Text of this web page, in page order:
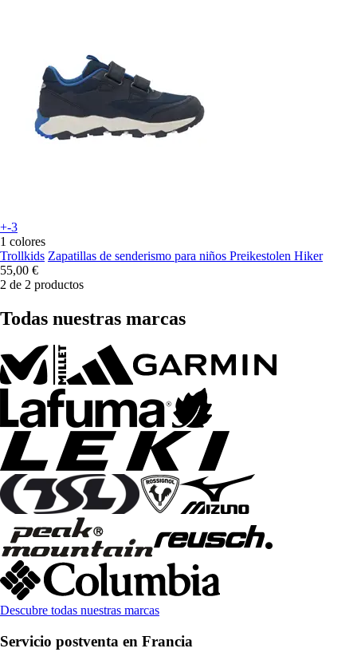
+-3
1 colores
Trollkids Zapatillas de senderismo para niños Preikestolen Hiker
55,00 €
2 de 2 productos
Todas nuestras marcas
Descubre todas nuestras marcas
Servicio postventa en Francia